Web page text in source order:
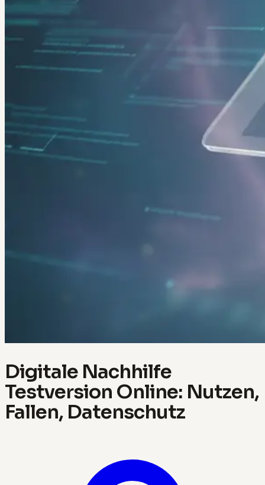
Digitale Nachhilfe
Testversion Online: Nutzen,
Fallen, Datenschutz